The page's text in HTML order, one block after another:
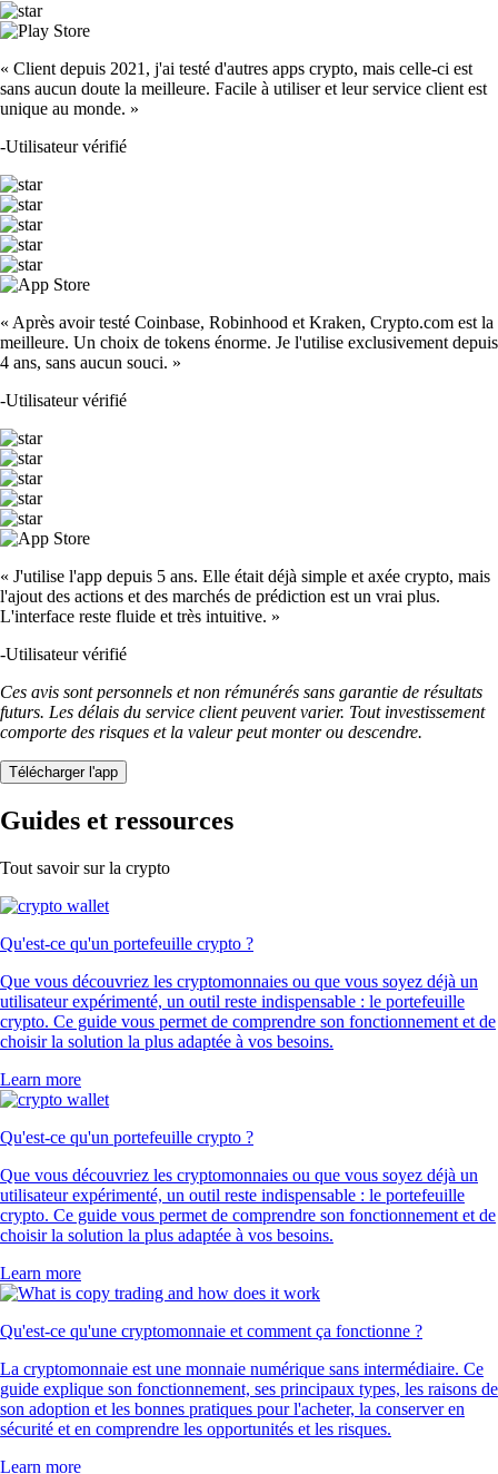
« Client depuis 2021, j'ai testé d'autres apps crypto, mais celle-ci est
sans aucun doute la meilleure. Facile à utiliser et leur service client est
unique au monde. »
-Utilisateur vérifié
« Après avoir testé Coinbase, Robinhood et Kraken, Crypto.com est la
meilleure. Un choix de tokens énorme. Je l'utilise exclusivement depuis
4 ans, sans aucun souci. »
-Utilisateur vérifié
« J'utilise l'app depuis 5 ans. Elle était déjà simple et axée crypto, mais
l'ajout des actions et des marchés de prédiction est un vrai plus.
L'interface reste fluide et très intuitive. »
-Utilisateur vérifié
Ces avis sont personnels et non rémunérés sans garantie de résultats
futurs. Les délais du service client peuvent varier. Tout investissement
comporte des risques et la valeur peut monter ou descendre.
Télécharger l'app
Guides et ressources
Tout savoir sur la crypto
Qu'est-ce qu'un portefeuille crypto ?
Que vous découvriez les cryptomonnaies ou que vous soyez déjà un
utilisateur expérimenté, un outil reste indispensable : le portefeuille
crypto. Ce guide vous permet de comprendre son fonctionnement et de
choisir la solution la plus adaptée à vos besoins.
Learn more
Qu'est-ce qu'un portefeuille crypto ?
Que vous découvriez les cryptomonnaies ou que vous soyez déjà un
utilisateur expérimenté, un outil reste indispensable : le portefeuille
crypto. Ce guide vous permet de comprendre son fonctionnement et de
choisir la solution la plus adaptée à vos besoins.
Learn more
Qu'est-ce qu'une cryptomonnaie et comment ça fonctionne ?
La cryptomonnaie est une monnaie numérique sans intermédiaire. Ce
guide explique son fonctionnement, ses principaux types, les raisons de
son adoption et les bonnes pratiques pour l'acheter, la conserver en
sécurité et en comprendre les opportunités et les risques.
Learn more